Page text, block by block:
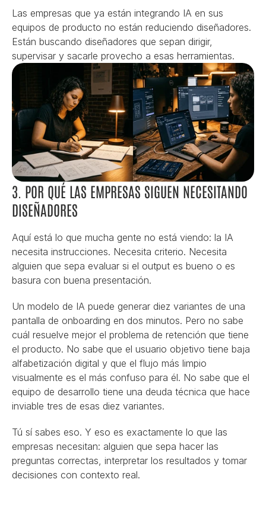
Las empresas que ya están integrando IA en sus
equipos de producto no están reduciendo diseñadores.
Están buscando diseñadores que sepan dirigir,
supervisar y sacarle provecho a esas herramientas.
3. POR QUÉ LAS EMPRESAS SIGUEN NECESITANDO
DISEÑADORES
Aquí está lo que mucha gente no está viendo: la IA
necesita instrucciones. Necesita criterio. Necesita
alguien que sepa evaluar si el output es bueno o es
basura con buena presentación.
Un modelo de IA puede generar diez variantes de una
pantalla de onboarding en dos minutos. Pero no sabe
cuál resuelve mejor el problema de retención que tiene
el producto. No sabe que el usuario objetivo tiene baja
alfabetización digital y que el flujo más limpio
visualmente es el más confuso para él. No sabe que el
equipo de desarrollo tiene una deuda técnica que hace
inviable tres de esas diez variantes.
Tú sí sabes eso. Y eso es exactamente lo que las
empresas necesitan: alguien que sepa hacer las
preguntas correctas, interpretar los resultados y tomar
decisiones con contexto real.